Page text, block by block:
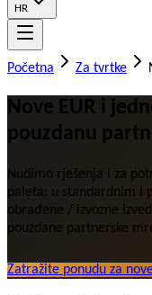
HR
Početna Za tvrtke
Nove EUR i
pouzdanu
Nudimo rješenja i za
paleta: u standardnim i
obrađene / izvozne
pouzdane partnerske
Zatražite ponudu za